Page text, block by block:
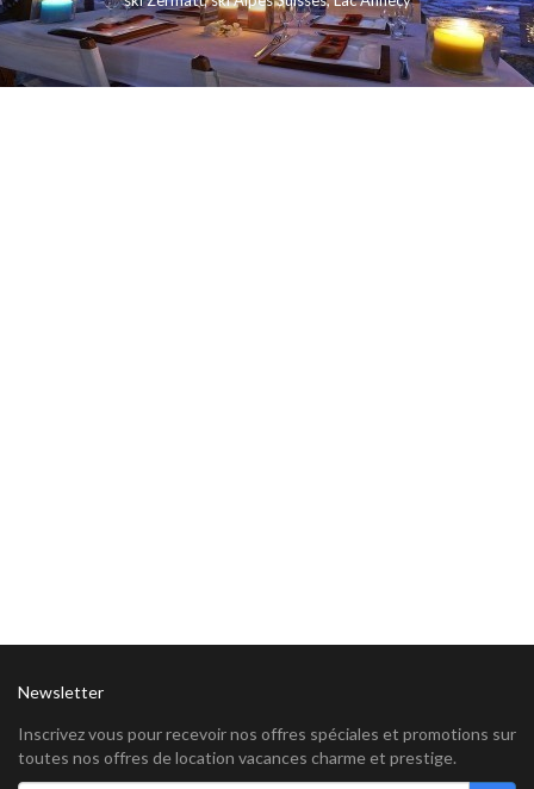
Newsletter
Inscrivez vous pour recevoir nos offres spéciales et promotions sur
toutes nos offres de location vacances charme et prestige.